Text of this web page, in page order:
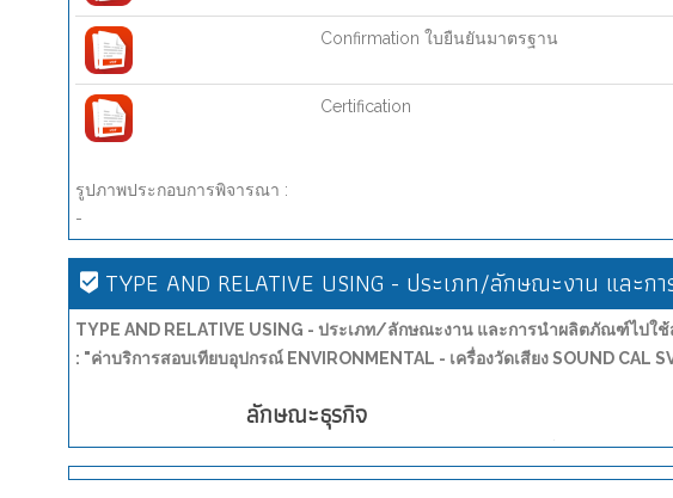
Confirmation ใบยืนยันมาตรฐาน
Certification
รูปภาพประกอบการพิจารณา :
-
TYPE AND RELATIVE USING - ประเภท/ลักษณะงาน และก
TYPE AND RELATIVE USING - ประเภท/ลักษณะงาน และการนำผลิตภัณฑ์ไปใ
: "ค่าบริการสอบเทียบอุปกรณ์ ENVIRONMENTAL - เครื่องวัดเสียง SOUND CAL
ลักษณะธุรกิจ